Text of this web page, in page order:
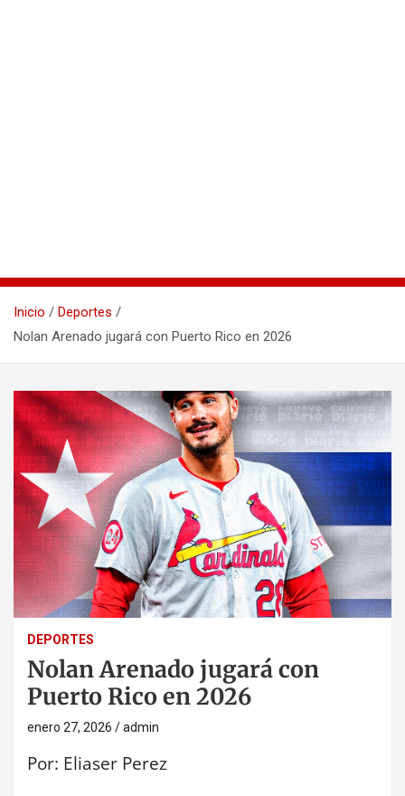
Inicio
Deportes
Nolan Arenado jugará con Puerto Rico en 2026
DEPORTES
Nolan Arenado jugará con
Puerto Rico en 2026
enero 27, 2026 admin
Por: Eliaser Perez